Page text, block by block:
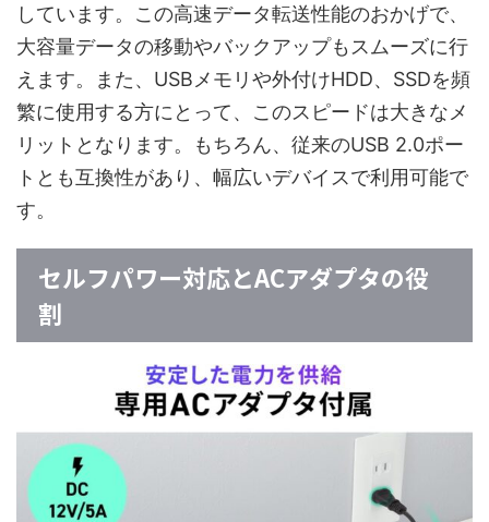
しています。この高速データ転送性能のおかげで、
大容量データの移動やバックアップもスムーズに行
えます。また、USBメモリや外付けHDD、SSDを頻
繁に使用する方にとって、このスピードは大きなメ
リットとなります。もちろん、従来のUSB 2.0ポー
トとも互換性があり、幅広いデバイスで利用可能で
す。
セルフパワー対応とACアダプタの役
割